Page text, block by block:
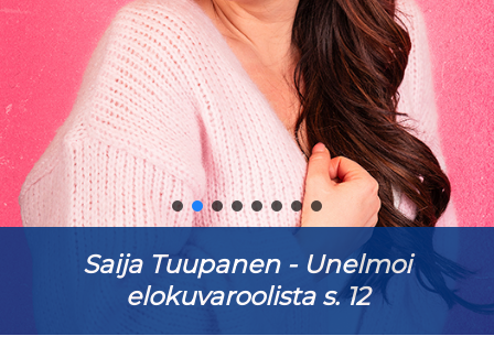
Saija Tuupanen - Unelmoi
elokuvaroolista s. 12